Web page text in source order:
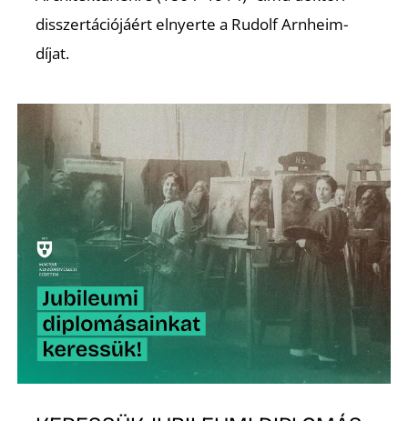
disszertációjáért elnyerte a Rudolf Arnheim-
díjat.